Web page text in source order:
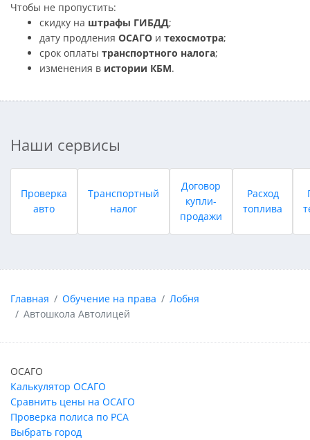
Чтобы не пропустить:
скидку на штрафы ГИБДД;
дату продления ОСАГО и техосмотра;
срок оплаты транспортного налога;
изменения в истории КБМ.
Наши сервисы
Проверка
авто
Транспортный
налог
Договор
купли-
продажи
Расход
топлива
Главная Обучение на права
Лобня
Автошкола Автолицей
ОСАГО
Калькулятор ОСАГО
Сравнить цены на ОСАГО
Проверка полиса по РСА
Выбрать город